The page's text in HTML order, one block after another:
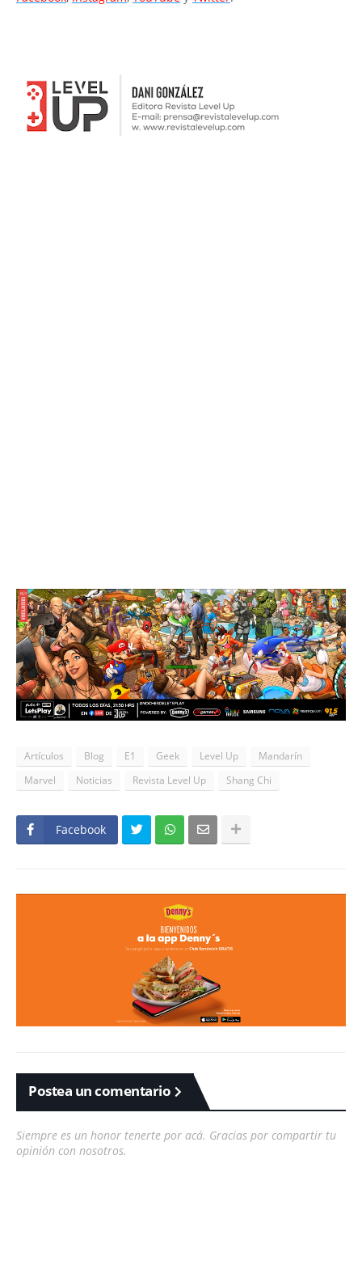
Artículos Blog E1 Geek Level Up
Mandarín
Marvel
Noticias Revista Level Up Shang Chi
Facebook
Postea un comentario
Siempre es un honor tenerte por acá. Gracias por compartir tu
opinión con nosotros.